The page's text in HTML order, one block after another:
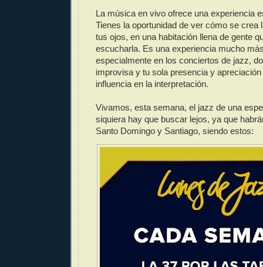
La música en vivo ofrece una experiencia
Tienes la oportunidad de ver cómo se crea
tus ojos, en una habitación llena de gente
escucharla. Es una experiencia mucho
especialmente en los conciertos de jazz,
improvisa y tu sola presencia y apreciación
influencia en la interpretación.
Vivamos, esta semana, el jazz de una
siquiera hay que buscar lejos, ya que
Santo Domingo y Santiago, siendo estos: